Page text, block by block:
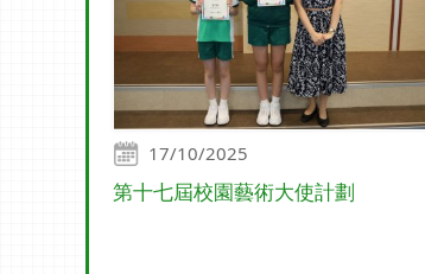
17/10/2025
第十七屆校園藝術大使計劃